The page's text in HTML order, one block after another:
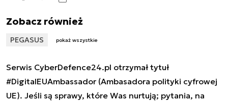
Zobacz również
PEGASUS pokaż wszystkie
Serwis CyberDefence24.pl otrzymał tytuł
#DigitalEUAmbassador (Ambasadora polityki cyfrowej
UE). Jeśli są sprawy, które Was nurtują; pytania, na